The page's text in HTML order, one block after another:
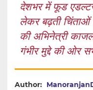
देशभर में फूड
लेकर बढ़ती चिंताओं
की अभिनेत्री
गंभीर मुद्दे की ओर
Author: